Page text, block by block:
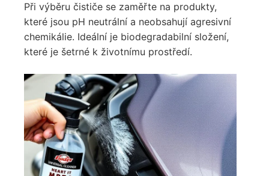
Při výběru čističe se zaměřte na produkty,
které jsou pH neutrální a neobsahují agresivní
chemikálie. Ideální je biodegradabilní složení,
které je šetrné k životnímu prostředí.